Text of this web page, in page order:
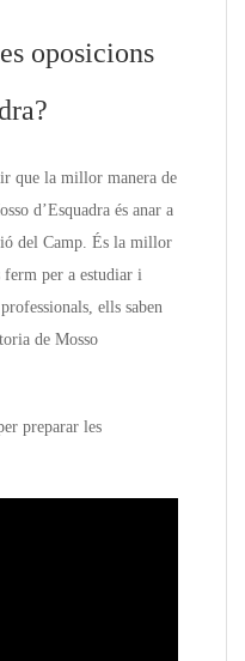
oposicions
que la millor manera de
d’Esquadra és anar a
del Camp. És la millor
ferm per a estudiar i
ells saben
de Mosso
preparar les